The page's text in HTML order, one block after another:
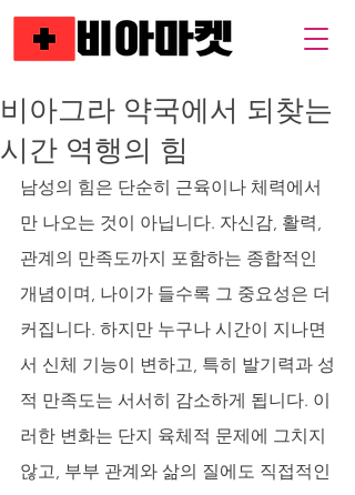
비아그라 약국에서 되찾는
시간 역행의 힘
남성의 힘은 단순히 근육이나 체력에서
만 나오는 것이 아닙니다. 자신감, 활력,
관계의 만족도까지 포함하는 종합적인
개념이며, 나이가 들수록 그 중요성은 더
커집니다. 하지만 누구나 시간이 지나면
서 신체 기능이 변하고, 특히 발기력과 성
적 만족도는 서서히 감소하게 됩니다. 이
러한 변화는 단지 육체적 문제에 그치지
않고, 부부 관계와 삶의 질에도 직접적인